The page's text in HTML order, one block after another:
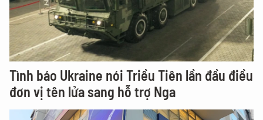
Tình báo Ukraine nói Triều Tiên lần đầu điều
đơn vị tên lửa sang hỗ trợ Nga